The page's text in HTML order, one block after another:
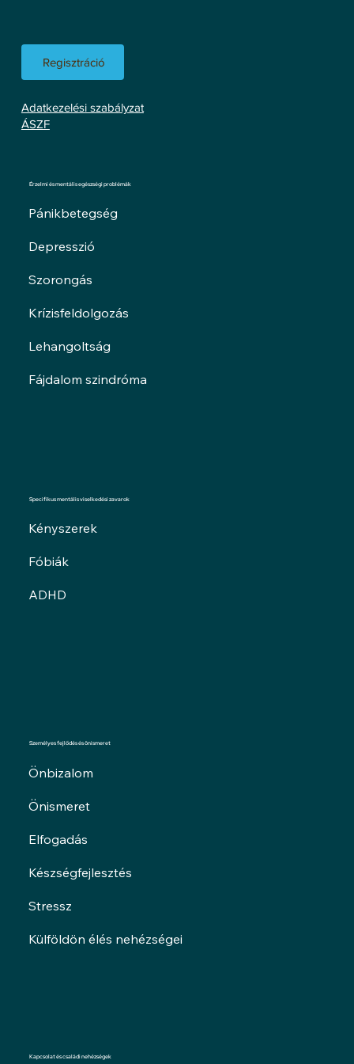
Regisztráció
Adatkezelési szabályzat
ÁSZF
Érzelmi és mentális egészségi problémák
Pánikbetegség
Depresszió
Szorongás
Krízisfeldolgozás
Lehangoltság
Fájdalom szindróma
Specifikus mentális viselkedési zavarok
Kényszerek
Fóbiák
ADHD
Kapcsolat és családi nehézségek
Személyes fejlődés és önismeret
Önbizalom
Önismeret
Elfogadás
Készségfejlesztés
Stressz
Külföldön élés nehézségei